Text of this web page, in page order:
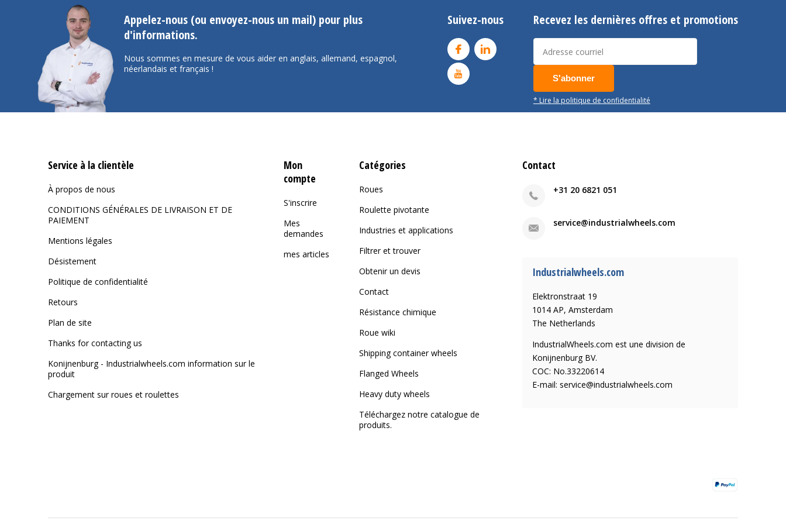
Appelez-nous (ou envoyez-nous un mail) pour plus
d'informations.
Nous sommes en mesure de vous aider en anglais, allemand, espagnol,
néerlandais et français !
Suivez-nous Recevez les dernières offres et promotions
S'abonner
* Lire la politique de confidentialité
Service à la clientèle
À propos de nous
CONDITIONS GÉNÉRALES DE LIVRAISON ET DE
PAIEMENT
Mentions légales
Désistement
Politique de confidentialité
Retours
Plan de site
Thanks for contacting us
Konijnenburg - Industrialwheels.com information sur le
produit
Chargement sur roues et roulettes
Mon
compte
S'inscrire
Mes
demandes
mes articles
Catégories
Roues
Roulette pivotante
Industries et applications
Filtrer et trouver
Obtenir un devis
Contact
Résistance chimique
Roue wiki
Shipping container wheels
Flanged Wheels
Heavy duty wheels
Téléchargez notre catalogue de
produits.
Contact
+31 20 6821 051
service@industrialwheels.com
Industrialwheels.com
Elektronstraat 19
1014 AP, Amsterdam
The Netherlands
IndustrialWheels.com est une division de
Konijnenburg BV.
COC: No.33220614
E-mail:service@industrialwheels.com